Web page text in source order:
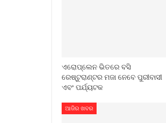
ଏରୋପ୍ଲେନ ଭିତରେ ବସି
ରେଷ୍ଟୁରାଣ୍ଟର ମଜା ନେବେ ପୁରୀବାସୀ
ଏବଂ ପର୍ଯ୍ୟଟକ
ଆଜିର ଖବର